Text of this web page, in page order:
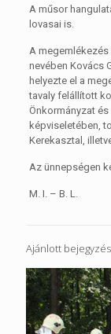
A műsor
lovasai is.
A
nevében Kovács
helyezte el a
tavaly felállított
Önkormányzat
képviseletében,
Kerekasztal,
Az ünnepségen
M. I. – B. L.
Ajánlott